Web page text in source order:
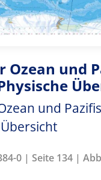
Ozean und
und
0 | Seite 134 |